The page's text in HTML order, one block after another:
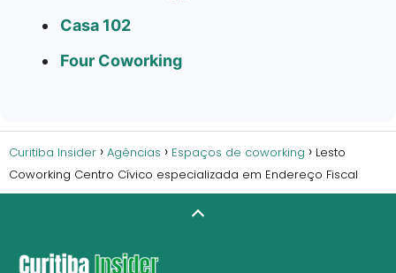
Casa 102
Four Coworking
Curitiba Insider Agências Espaços de coworking
Lesto
Coworking Centro Cívico especializada em Endereço Fiscal